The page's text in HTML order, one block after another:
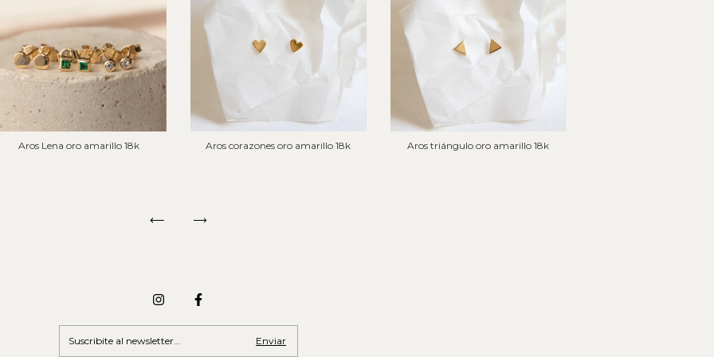
Aros Lena oro amarillo 18k Aros corazones oro amarillo 18k Aros triángulo oro amarillo 18k